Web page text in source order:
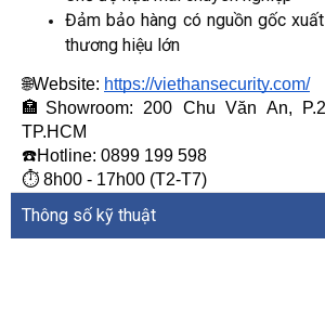
Đảm bảo hàng có nguồn gốc
thương hiệu lớn
🌐Website: https://viethansecurity.com/
🏣Showroom: 200 Chu Văn An,
TP.HCM
☎️Hotline: 0899 199 598
⏱ 8h00 - 17h00 (T2-T7)
Thông số kỹ thuật